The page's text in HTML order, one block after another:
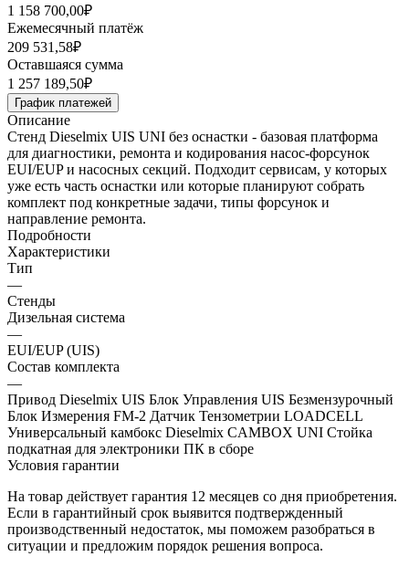
1 158 700,00₽
Ежемесячный платёж
209 531,58₽
Оставшаяся сумма
1 257 189,50₽
График платежей
Описание
Стенд Dieselmix UIS UNI без оснастки - базовая платформа
для диагностики, ремонта и кодирования насос-форсунок
EUI/EUP и насосных секций. Подходит сервисам, у которых
уже есть часть оснастки или которые планируют собрать
комплект под конкретные задачи, типы форсунок и
направление ремонта.
Подробности
Характеристики
Тип
—
Стенды
Дизельная система
—
EUI/EUP (UIS)
Состав комплекта
—
Привод Dieselmix UIS Блок Управления UIS Безмензурочный
Блок Измерения FM-2 Датчик Тензометрии LOADCELL
Универсальный камбокс Dieselmix CAMBOX UNI Стойка
подкатная для электроники ПК в сборе
Условия гарантии
На товар действует гарантия 12 месяцев со дня приобретения.
Если в гарантийный срок выявится подтвержденный
производственный недостаток, мы поможем разобраться в
ситуации и предложим порядок решения вопроса.